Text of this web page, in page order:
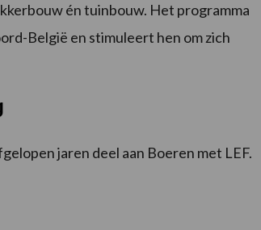
én tuinbouw. Het programma
België en stimuleert hen om zich
jaren deel aan Boeren met LEF.